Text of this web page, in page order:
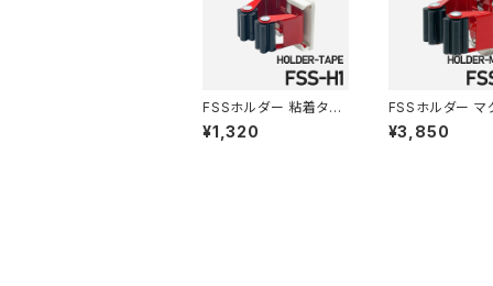
FSSホルダー 粘着タイ
プ FSS-H1
¥1,320
FSSホルダー マ
トタイプ FSS-
¥3,850